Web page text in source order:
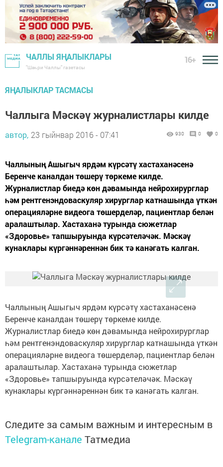
ЧАЛЛЫ ЯҢАЛЫКЛАРЫ
"Шәһри Чаллы" газетасы
16+
ЯҢАЛЫКЛАР ТАСМАСЫ
Чаллыга Мәскәү журналистлары килде
автор, 23 гыйнвар 2016 - 07:41 930 0 0
Чаллының Ашыгыч ярдәм күрсәтү хастаханәсенә
Беренче каналдан төшерү төркеме килде.
Журналистлар биедә көн дәвамында нейрохирурглар
һәм рентгенэндоваскуляр хирурглар катнашында үткән
операцияләрне видеога төшерделәр, пациентлар белән
аралаштылар. Хастаханә турында сюжетлар
«Здоровье» тапшыруында күрсәтеләчәк. Мәскәү
кунаклары күргәннәреннән бик тә канәгать калган.
Чаллының Ашыгыч ярдәм күрсәтү хастаханәсенә
Беренче каналдан төшерү төркеме килде.
Журналистлар биедә көн дәвамында нейрохирурглар
һәм рентгенэндоваскуляр хирурглар катнашында үткән
операцияләрне видеога төшерделәр, пациентлар белән
аралаштылар. Хастаханә турында сюжетлар
«Здоровье» тапшыруында күрсәтеләчәк. Мәскәү
кунаклары күргәннәреннән бик тә канәгать калган.
Следите за самым важным и интересным в
Telegram-канале Татмедиа